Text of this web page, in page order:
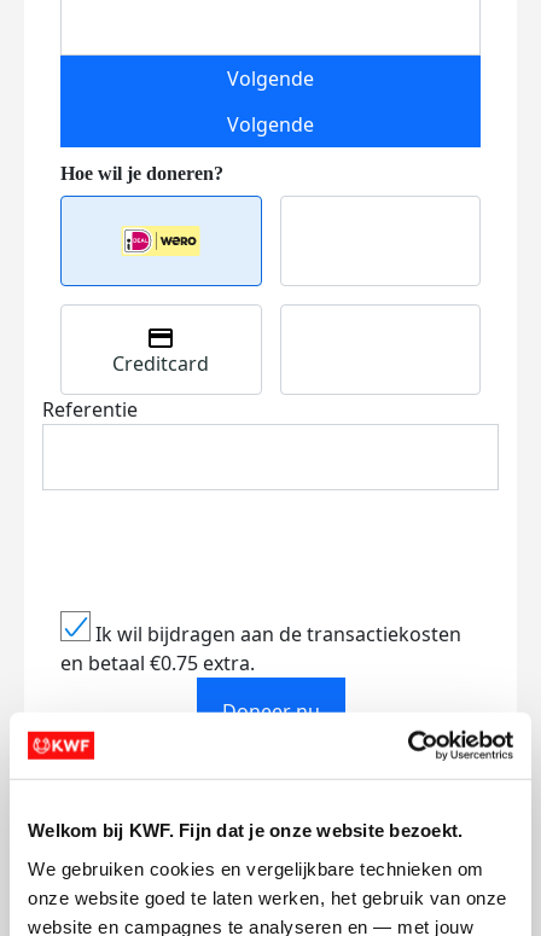
Welkom bij KWF. Fijn dat je onze website bezoekt.
We gebruiken cookies en vergelijkbare technieken om
onze website goed te laten werken, het gebruik van onze
website en campagnes te analyseren en — met jouw
Volgende
Volgende
Creditcard
Referentie
Ik wil bijdragen aan de transactiekosten
en betaal €0.75 extra.
Doneer nu
Opgehaald
€0
Streefbedrag
€500